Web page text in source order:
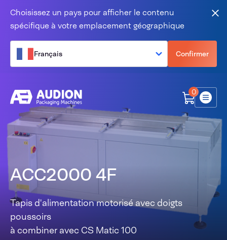
Choisissez un pays pour afficher le contenu
spécifique à votre emplacement géographique
Français Confirmer
0
Menu
ACC2000 4F
Tapis d'alimentation motorisé avec doigts
poussoirs
à combiner avec CS Matic 100